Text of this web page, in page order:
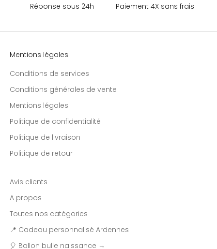
Réponse sous 24h Paiement 4X sans frais
Mentions légales
Conditions de services
Conditions générales de vente
Mentions légales
Politique de confidentialité
Politique de livraison
Politique de retour
Avis clients
A propos
Toutes nos catégories
📍 Cadeau personnalisé Ardennes
🎈 Ballon bulle naissance →